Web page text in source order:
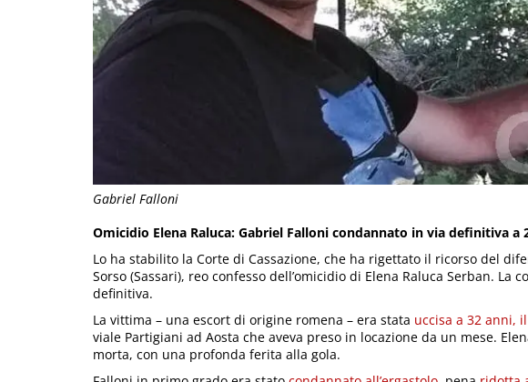
Gabriel Falloni
Omicidio Elena Raluca: Gabriel Falloni condannato in via definitiva a
Lo ha stabilito la Corte di Cassazione, che ha rigettato il ricorso del
Sorso (Sassari), reo confesso dell’omicidio di Elena Raluca Serban. La
definitiva.
La vittima – una escort di origine romena – era stata uccisa a 32 anni,
viale Partigiani ad Aosta che aveva preso in locazione da un mese.
morta, con una profonda ferita alla gola.